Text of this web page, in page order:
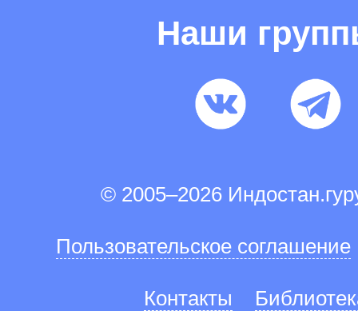
Наши
© 2005–2026
Пользовательское соглашение
Контакты